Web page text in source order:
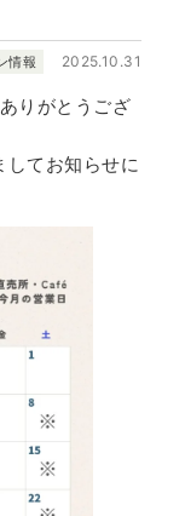
情報 2025.10.31
りがとうござ
してお知らせに